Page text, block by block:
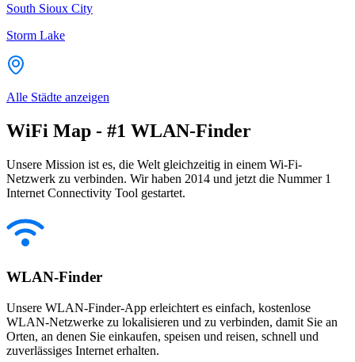
South Sioux City
Storm Lake
Alle Städte anzeigen
WiFi Map - #1 WLAN-Finder
Unsere Mission ist es, die Welt gleichzeitig in einem Wi-Fi-
Netzwerk zu verbinden. Wir haben 2014 und jetzt die Nummer 1
Internet Connectivity Tool gestartet.
WLAN-Finder
Unsere WLAN-Finder-App erleichtert es einfach, kostenlose
WLAN-Netzwerke zu lokalisieren und zu verbinden, damit Sie an
Orten, an denen Sie einkaufen, speisen und reisen, schnell und
zuverlässiges Internet erhalten.